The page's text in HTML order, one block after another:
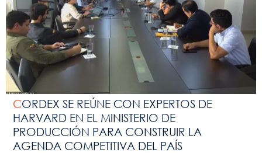
CORDEX SE REÚNE CON EXPERTOS DE
HARVARD EN EL MINISTERIO DE
PRODUCCIÓN PARA CONSTRUIR LA
AGENDA COMPETITIVA DEL PAÍS